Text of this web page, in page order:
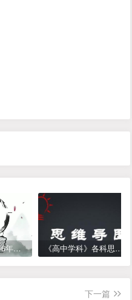
螺蛳小学语文1-6年级《小学古诗文》课程视频 《高中学科》各科思维导图
下一篇